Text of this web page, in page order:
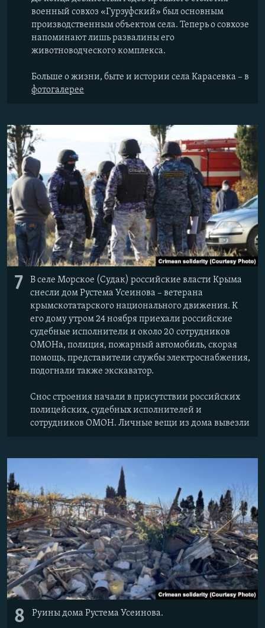
военный совхоз «Гурзуфский» был основным
производственным объектом села. Теперь о совхозе
напоминают лишь развалины его
животноводческого комплекса.
Больше о жизни, быте и истории села Карасевка – в
фотогалерее
7
В селе Морское (Судак) российские власти Крыма
снесли дом Рустема Усеинова – ветерана
крымскотатарского национального движения. К
его дому утром 24 ноября приехали российские
судебные исполнители и около 20 сотрудников
ОМОНа, полиция, пожарный автомобиль, скорая
помощь, представители службы электроснабжения,
подогнали также экскаватор.
Снос строения начали в присутствии российских
полицейских, судебных исполнителей и
сотрудников ОМОН. Личные вещи из дома вывезли
8 Руины дома Рустема Усеинова.